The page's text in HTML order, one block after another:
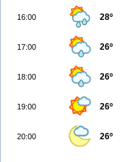
16:00 28º
17:00 26º
18:00 26º
19:00 26º
20:00 26º